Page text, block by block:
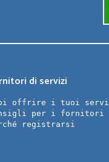
di servizi
offrire i tuoi
per i fornitori
registrarsi